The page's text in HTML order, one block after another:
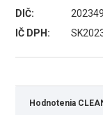
DIČ:
IČ DPH:
Hodnotenia